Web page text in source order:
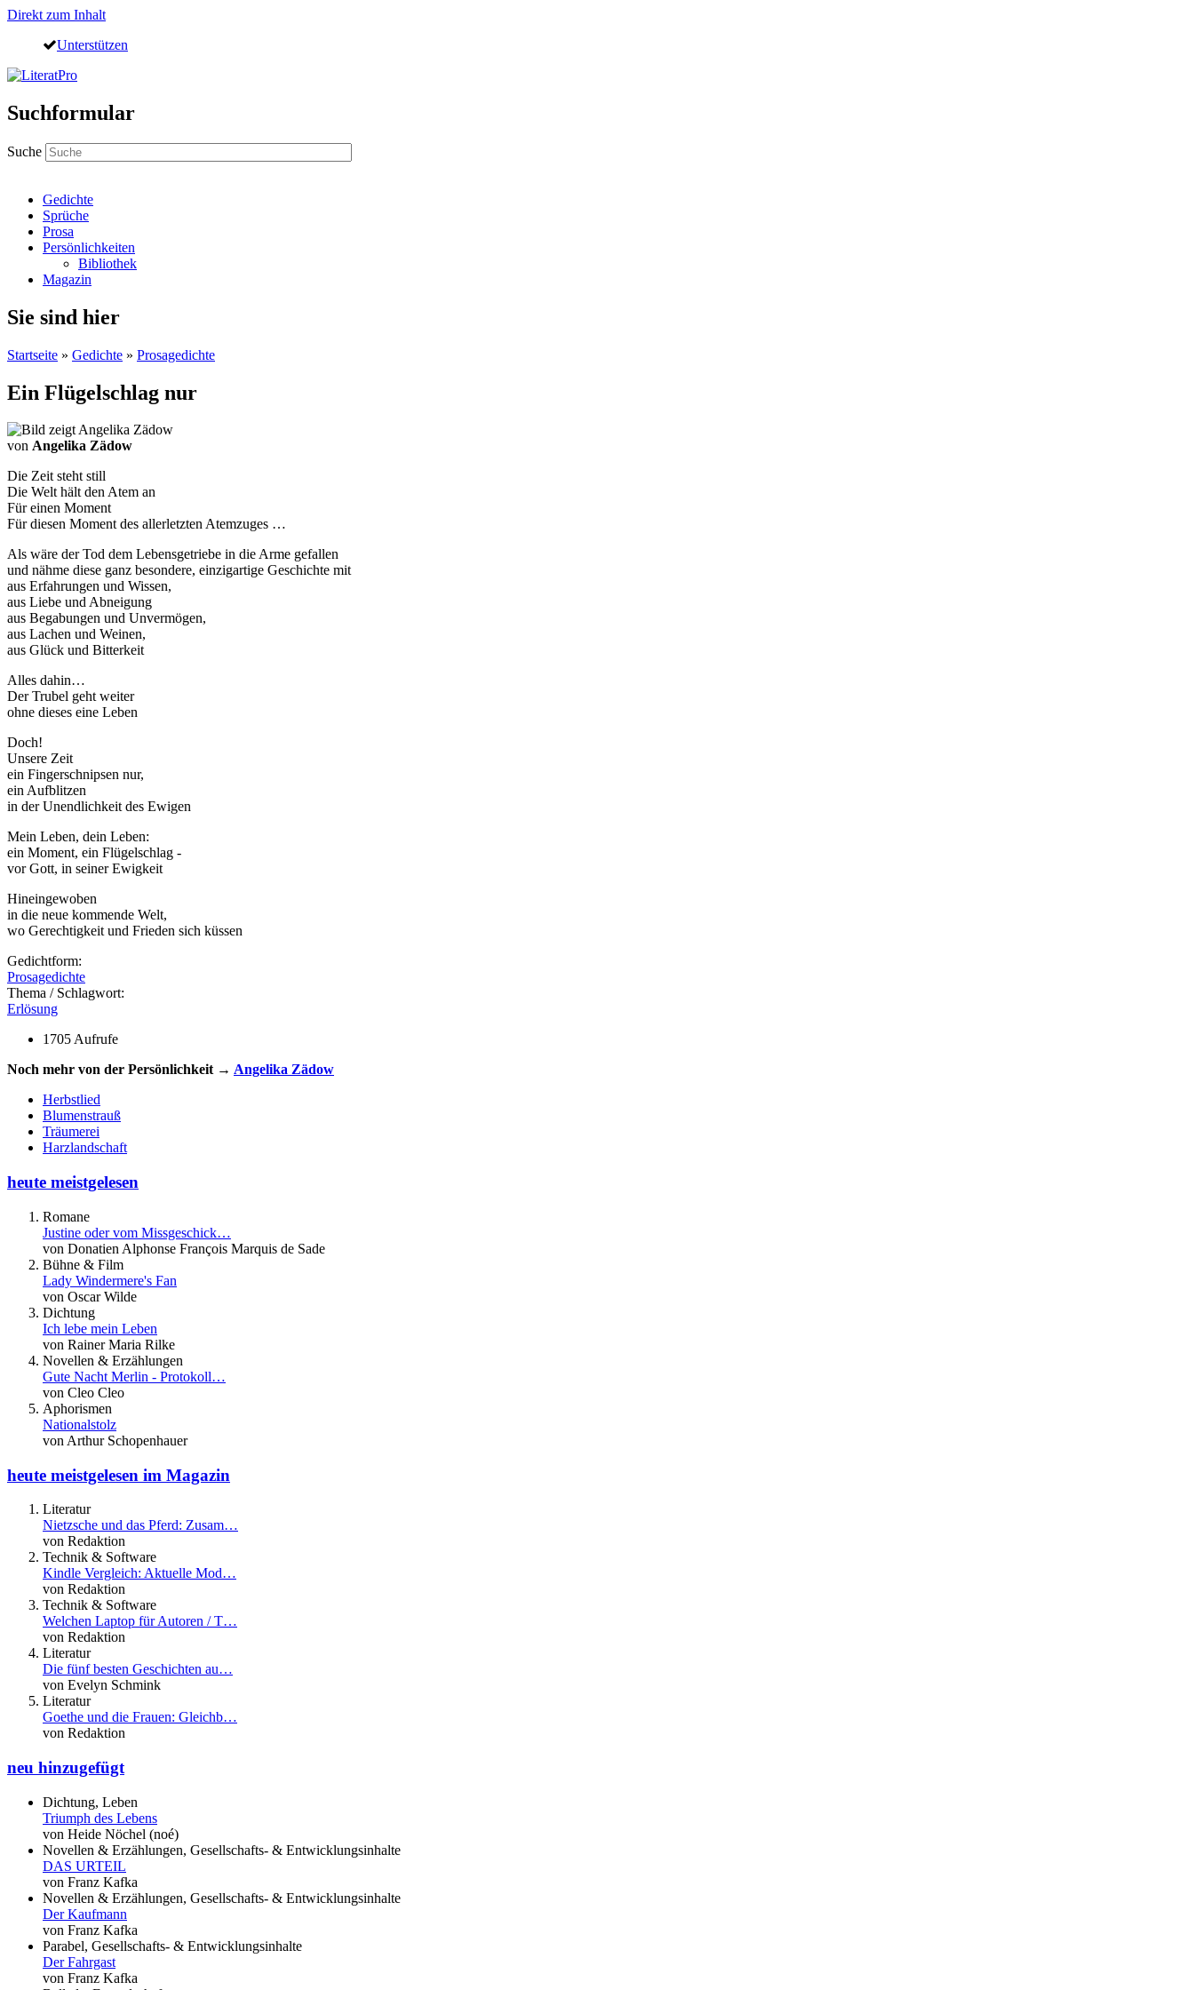
Direkt zum Inhalt
Unterstützen
Suchformular
Suche
Gedichte
Sprüche
Prosa
Persönlichkeiten
Bibliothek
Magazin
Sie sind hier
Startseite » Gedichte » Prosagedichte
Ein Flügelschlag nur
von Angelika Zädow
Die Zeit steht still
Die Welt hält den Atem an
Für einen Moment
Für diesen Moment des allerletzten Atemzuges …
Als wäre der Tod dem Lebensgetriebe in die Arme gefallen
und nähme diese ganz besondere, einzigartige Geschichte mit
aus Erfahrungen und Wissen,
aus Liebe und Abneigung
aus Begabungen und Unvermögen,
aus Lachen und Weinen,
aus Glück und Bitterkeit
Alles dahin…
Der Trubel geht weiter
ohne dieses eine Leben
Doch!
Unsere Zeit
ein Fingerschnipsen nur,
ein Aufblitzen
in der Unendlichkeit des Ewigen
Mein Leben, dein Leben:
ein Moment, ein Flügelschlag -
vor Gott, in seiner Ewigkeit
Hineingewoben
in die neue kommende Welt,
wo Gerechtigkeit und Frieden sich küssen
Gedichtform:
Prosagedichte
Thema / Schlagwort:
Erlösung
1705 Aufrufe
Noch mehr von der Persönlichkeit → Angelika Zädow
Herbstlied
Blumenstrauß
Träumerei
Harzlandschaft
heute meistgelesen
Romane
Justine oder vom Missgeschick…
von Donatien Alphonse François Marquis de Sade
Bühne & Film
Lady Windermere's Fan
von Oscar Wilde
Dichtung
Ich lebe mein Leben
von Rainer Maria Rilke
Novellen & Erzählungen
Gute Nacht Merlin - Protokoll…
von Cleo Cleo
Aphorismen
Nationalstolz
von Arthur Schopenhauer
heute meistgelesen im Magazin
Literatur
Nietzsche und das Pferd: Zusam…
von Redaktion
Technik & Software
Kindle Vergleich: Aktuelle Mod…
von Redaktion
Technik & Software
Welchen Laptop für Autoren / T…
von Redaktion
Literatur
Die fünf besten Geschichten au…
von Evelyn Schmink
Literatur
Goethe und die Frauen: Gleichb…
von Redaktion
neu hinzugefügt
Dichtung, Leben
Triumph des Lebens
von Heide Nöchel (noé)
Novellen & Erzählungen, Gesellschafts- & Entwicklungsinhalte
DAS URTEIL
von Franz Kafka
Novellen & Erzählungen, Gesellschafts- & Entwicklungsinhalte
Der Kaufmann
von Franz Kafka
Parabel, Gesellschafts- & Entwicklungsinhalte
Der Fahrgast
von Franz Kafka